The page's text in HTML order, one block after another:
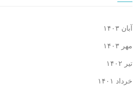
آبان ۱۴۰۳
مهر ۱۴۰۳
تیر ۱۴۰۲
خرداد ۱۴۰۱